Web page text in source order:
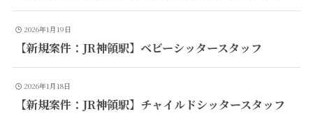
2026年1月19日
【新規案件：JR神領駅】ベビーシッタースタッフ
2026年1月18日
【新規案件：JR神領駅】チャイルドシッタースタッフ